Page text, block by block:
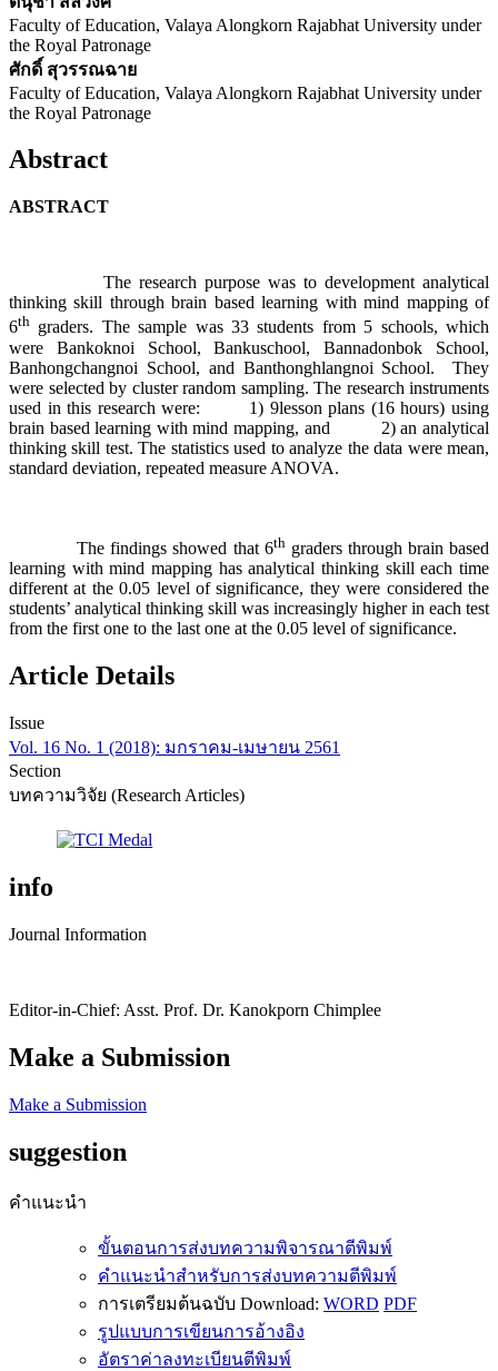
Faculty of Education, Valaya Alongkorn Rajabhat University under
the Royal Patronage
ศักดิ์ สุวรรณฉาย
Faculty of Education, Valaya Alongkorn Rajabhat University under
the Royal Patronage
Abstract
ABSTRACT
The research purpose was to development analytical
thinking skill through brain based learning with mind mapping of
6th graders. The sample was 33 students from 5 schools, which
were Bankoknoi School, Bankuschool, Bannadonbok School,
Banhongchangnoi School, and Banthonghlangnoi School. They
were selected by cluster random sampling. The research instruments
used in this research were: 1) 9lesson plans (16 hours) using
brain based learning with mind mapping, and 2) an analytical
thinking skill test. The statistics used to analyze the data were mean,
standard deviation, repeated measure ANOVA.
The findings showed that 6thgraders through brain based
learning with mind mapping has analytical thinking skill each time
different at the 0.05 level of significance, they were considered the
students’ analytical thinking skill was increasingly higher in each test
from the first one to the last one at the 0.05 level of significance.
Article Details
Issue
Vol. 16 No. 1 (2018): มกราคม-เมษายน 2561
Section
บทความวิจัย (Research Articles)
info
Journal Information
Editor-in-Chief: Asst. Prof. Dr. Kanokporn Chimplee
Make a Submission
Make a Submission
suggestion
คำแนะนำ
ขั้นตอนการส่งบทความพิจารณาตีพิมพ์
คำแนะนำสำหรับการส่งบทความตีพิมพ์
การเตรียมต้นฉบับ Download: WORD PDF
รูปแบบการเขียนการอ้างอิง
อัตราค่าลงทะเบียนตีพิมพ์